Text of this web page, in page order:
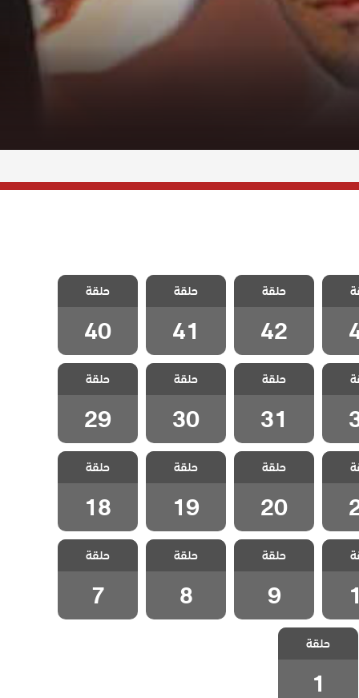
مسلسل الحب
المستحيل مدبلج
الحلقة 42
حلقة
42
مسلسل الحب
المستحيل مدبلج
الحلقة 41
حلقة
41
مسلسل الحب
المستحيل مدبلج
الحلقة 40
حلقة
40
مسلسل الحب
المستحيل مدبلج
الحلقة 31
حلقة
31
مسلسل الحب
المستحيل مدبلج
الحلقة 30
حلقة
30
مسلسل الحب
المستحيل مدبلج
الحلقة 29
حلقة
29
مسلسل الحب
المستحيل مدبلج
الحلقة 20
حلقة
20
مسلسل الحب
المستحيل مدبلج
الحلقة 19
حلقة
19
مسلسل الحب
المستحيل مدبلج
الحلقة 18
حلقة
18
مسلسل الحب
المستحيل مدبلج
الحلقة 9
حلقة
9
مسلسل الحب
المستحيل مدبلج
الحلقة 8
حلقة
8
مسلسل الحب
المستحيل مدبلج
الحلقة 7
حلقة
7
مسلسل الحب
المستحيل مدبلج
الحلقة 1
حلقة
1